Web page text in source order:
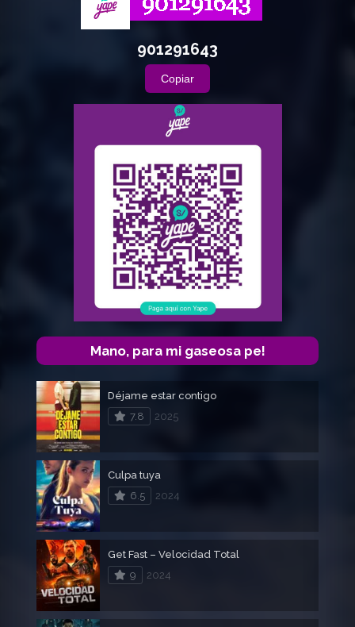
901291643
Copiar
Mano, para mi gaseosa pe!
Déjame estar contigo
7.8
2025
Culpa tuya
6.5
2024
Get Fast – Velocidad Total
9
2024